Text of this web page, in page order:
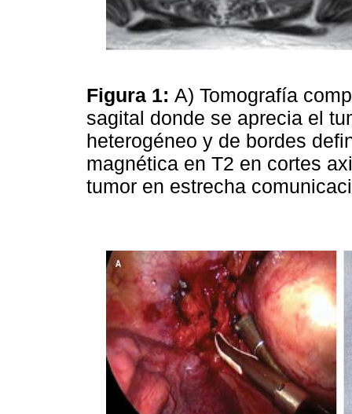
Figura 1: A) Tomografía
sagital donde se aprecia el
heterogéneo y de bordes
magnética en T2 en cortes
tumor en estrecha